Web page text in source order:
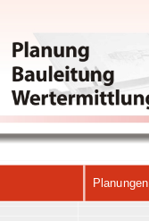
Planungen